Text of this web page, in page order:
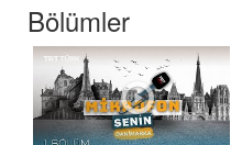
Bölümler